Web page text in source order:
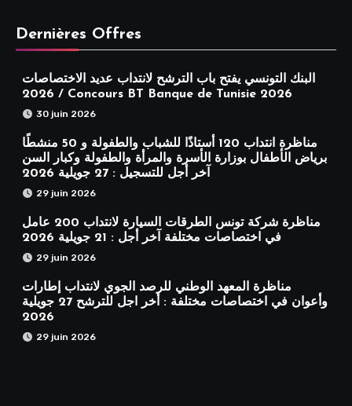
Dernières Offres
البنك التونسي يفتح باب الترشح لانتداب عديد الاختصاصات
2026 / Concours BT Banque de Tunisie 2026
30 juin 2026
مناظرة انتداب 120 أستاذًا للشباب والطفولة و 50 منشطًا
برياض الأطفال بوزارة الأسرة والمرأة والطفولة وكبار السن
آخر أجل للتسجيل : 27 جويلية 2026
29 juin 2026
مناظرة شركة تونس الطرقات السيارة لانتداب 200 عامل
في اختصاصات مختلفة آخر أجل : 21 جويلية 2026
29 juin 2026
مناظرة المعهد الوطني للرصد الجوي لانتداب إطارات
وأعوان في اختصاصات مختلفة : أخر اجل للترشح 27 جويلية
2026
29 juin 2026